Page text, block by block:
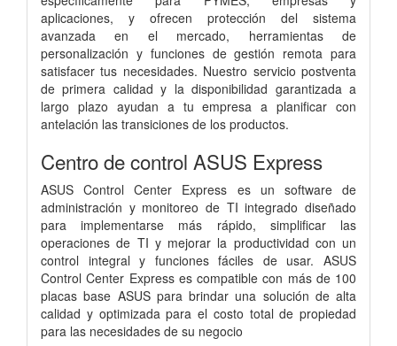
aplicaciones, y ofrecen protección del sistema
avanzada en el mercado, herramientas de
personalización y funciones de gestión remota para
satisfacer tus necesidades. Nuestro servicio postventa
de primera calidad y la disponibilidad garantizada a
largo plazo ayudan a tu empresa a planificar con
antelación las transiciones de los productos.
Centro de control ASUS Express
ASUS Control Center Express es un software de
administración y monitoreo de TI integrado diseñado
para implementarse más rápido, simplificar las
operaciones de TI y mejorar la productividad con un
control integral y funciones fáciles de usar. ASUS
Control Center Express es compatible con más de 100
placas base ASUS para brindar una solución de alta
calidad y optimizada para el costo total de propiedad
para las necesidades de su negocio